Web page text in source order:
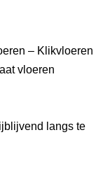
– Klikvloeren
vloeren
langs te